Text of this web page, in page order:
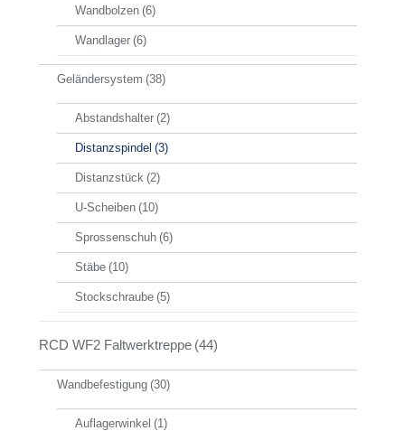
Wandbolzen (6)
Wandlager (6)
Geländersystem (38)
Abstandshalter (2)
Distanzspindel (3)
Distanzstück (2)
U-Scheiben (10)
Sprossenschuh (6)
Stäbe (10)
Stockschraube (5)
RCD WF2 Faltwerktreppe (44)
Wandbefestigung (30)
Auflagerwinkel (1)